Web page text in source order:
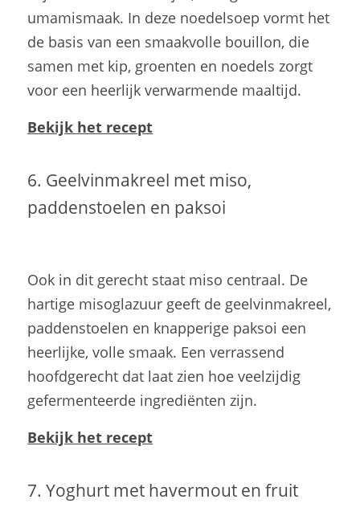
umamismaak. In deze noedelsoep vormt het
de basis van een smaakvolle bouillon, die
samen met kip, groenten en noedels zorgt
voor een heerlijk verwarmende maaltijd.
Bekijk het recept
6. Geelvinmakreel met miso,
paddenstoelen en paksoi
Ook in dit gerecht staat miso centraal. De
hartige misoglazuur geeft de geelvinmakreel,
paddenstoelen en knapperige paksoi een
heerlijke, volle smaak. Een verrassend
hoofdgerecht dat laat zien hoe veelzijdig
gefermenteerde ingrediënten zijn.
Bekijk het recept
7. Yoghurt met havermout en fruit